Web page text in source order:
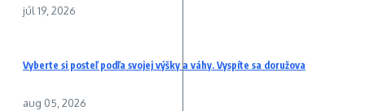
júl 19, 2026
Vyberte si posteľ podľa svojej výšky a váhy. Vyspíte sa doružova
aug 05, 2026